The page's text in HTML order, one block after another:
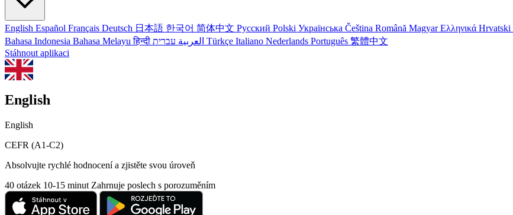
English Español Français Deutsch 日本語 한국어 简体中文 Русский Polski Українська Čeština Română MagyarΕλληνικά Hrvatski
Bahasa Indonesia Bahasa Melayuहिन्दी العربية Türkçe Italiano Nederlands Português 繁體中文
Stáhnout aplikaci
English
English
CEFR (A1-C2)
Absolvujte rychlé hodnocení a zjistěte svou úroveň
40 otázek 10-15 minut Zahrnuje poslech s porozuměním